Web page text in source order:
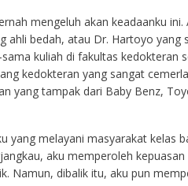
mengeluh akan keadaanku
ahli bedah, atau Dr. Hartoyo yang
kuliah di fakultas kedokteran
kedokteran yang sangat
yang tampak dari Baby Benz,
yang melayani masyarakat kelas
aku memperoleh
Namun, dibalik itu, aku pun